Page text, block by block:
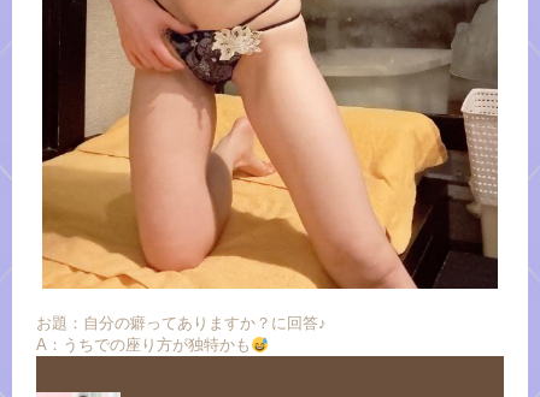
お題：自分の癖ってありますか？に回答♪
A：うちでの座り方が独特かも